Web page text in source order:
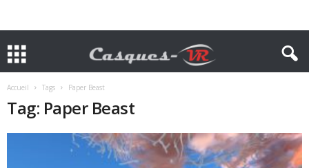
Accueil Tags Paper Beast
Tag: Paper Beast